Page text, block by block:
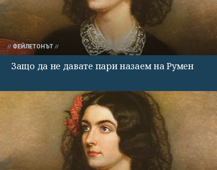
ФЕЙЛЕТОНЪТ
Защо да не давате пари назаем на Румен